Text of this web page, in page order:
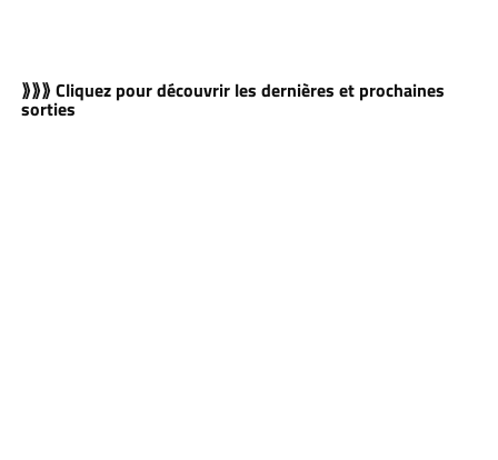
⟫⟫⟫ Cliquez pour découvrir les dernières et prochaines
sorties